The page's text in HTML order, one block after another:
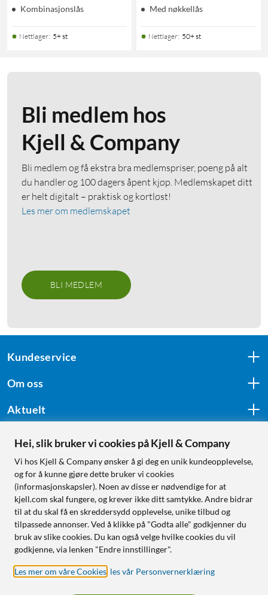
Kombinasjonslås
Nettlager: 5+ st
Med nøkkellås
Nettlager: 50+ st
Bli medlem hos
Kjell & Company
Bli medlem og få ekstra bra medlemspriser, poeng på alt
du handler og 100 dagers åpent kjøp. Medlemskapet ditt
er helt digitalt – praktisk og kortløst!
Les mer om medlemskapet
BLI MEDLEM
Kundeservice
Om oss
Aktuelt
Følg oss
Handle fra:
Sverige
Norge
Hei, slik bruker vi cookies på Kjell & Company
Vi hos Kjell & Company ønsker å gi deg en unik kundeopplevelse,
og for å kunne gjøre dette bruker vi cookies
(informasjonskapsler). Noen av disse er nødvendige for at
kjell.com skal fungere, og krever ikke ditt samtykke. Andre bidrar
til at du skal få en skreddersydd opplevelse, unike tilbud og
tilpassede annonser. Ved å klikke på "Godta alle" godkjenner du
bruk av slike cookies. Du kan også velge hvilke cookies du vil
godkjenne, via lenken "Endre innstillinger".
Les mer om våre Cookies les vår Personvernerklæring